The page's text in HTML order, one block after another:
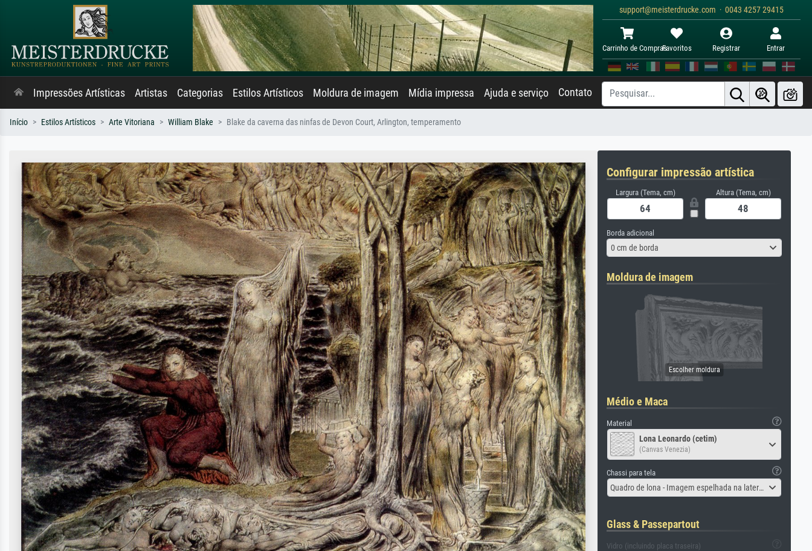
support@meisterdrucke.com · 0043 4257 29415
Carrinho de ComprasFavoritos Registrar Entrar
Impressões Artísticas Artistas Categorias Estilos Artísticos Moldura de imagem Mídia impressa Ajuda e serviço Contato
Início Estilos Artísticos Arte Vitoriana William Blake Blake da caverna das ninfas de Devon Court, Arlington, temperamento
Configurar impressão artística
Largura (Tema, cm) Altura (Tema, cm)
Borda adicional
0 cm de borda
Moldura de imagem
Médio e Maca
Material
Lona Leonardo (cetim)
(Canvas Venezia)
Chassi para tela
Quadro de lona - Imagem espelhada na lateral
Glass & Passepartout
Vidro (incluindo placa traseira)